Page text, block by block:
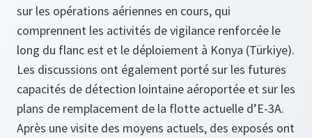
sur les opérations aériennes en cours, qui
comprennent les activités de vigilance renforcée le
long du flanc est et le déploiement à Konya (Türkiye).
Les discussions ont également porté sur les futures
capacités de détection lointaine aéroportée et sur les
plans de remplacement de la flotte actuelle d’E-3A.
Après une visite des moyens actuels, des exposés ont